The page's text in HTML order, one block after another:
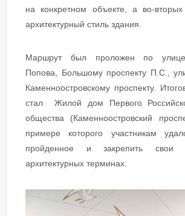
на конкретном объекте, а во-
архитектурный стиль здания.
Маршрут был проложен по
Попова, Большому проспекту П.С.,
Каменноостровскому проспекту.
стал Жилой дом Первого
общества (Каменноостровский
примере которого участникам
пройденное и закрепить свои
архитектурных терминах.